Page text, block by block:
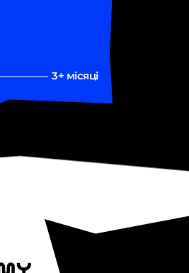
3+ місяці